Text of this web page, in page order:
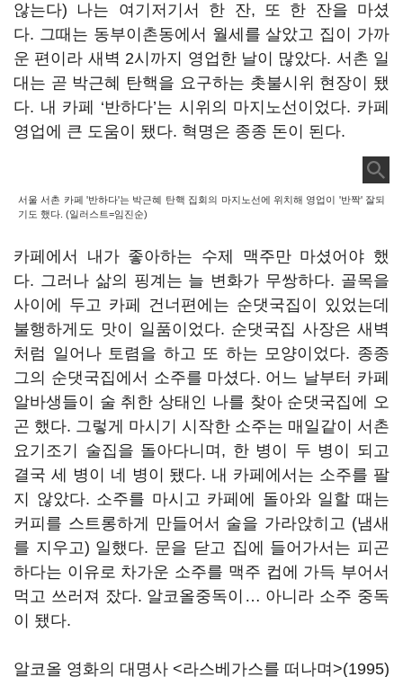
않는다) 나는 여기저기서 한 잔, 또 한 잔을 마셨
다. 그때는 동부이촌동에서 월세를 살았고 집이 가까
운 편이라 새벽 2시까지 영업한 날이 많았다. 서촌 일
대는 곧 박근혜 탄핵을 요구하는 촛불시위 현장이 됐
다. 내 카페 ‘반하다’는 시위의 마지노선이었다. 카페
영업에 큰 도움이 됐다. 혁명은 종종 돈이 된다.
서울 서촌 카페 '반하다'는 박근혜 탄핵 집회의 마지노선에 위치해 영업이 '반짝' 잘되
기도 했다. (일러스트=임진순)
카페에서 내가 좋아하는 수제 맥주만 마셨어야 했
다. 그러나 삶의 핑계는 늘 변화가 무쌍하다. 골목을
사이에 두고 카페 건너편에는 순댓국집이 있었는데
불행하게도 맛이 일품이었다. 순댓국집 사장은 새벽
처럼 일어나 토렴을 하고 또 하는 모양이었다. 종종
그의 순댓국집에서 소주를 마셨다. 어느 날부터 카페
알바생들이 술 취한 상태인 나를 찾아 순댓국집에 오
곤 했다. 그렇게 마시기 시작한 소주는 매일같이 서촌
요기조기 술집을 돌아다니며, 한 병이 두 병이 되고
결국 세 병이 네 병이 됐다. 내 카페에서는 소주를 팔
지 않았다. 소주를 마시고 카페에 돌아와 일할 때는
커피를 스트롱하게 만들어서 술을 가라앉히고 (냄새
를 지우고) 일했다. 문을 닫고 집에 들어가서는 피곤
하다는 이유로 차가운 소주를 맥주 컵에 가득 부어서
먹고 쓰러져 잤다. 알코올중독이… 아니라 소주 중독
이 됐다.
알코올 영화의 대명사 <라스베가스를 떠나며>(1995)